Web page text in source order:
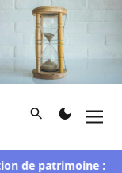
et d'investigation
Rechercher
de patrimoine :